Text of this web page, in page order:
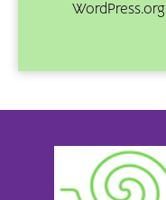
WordPress.org